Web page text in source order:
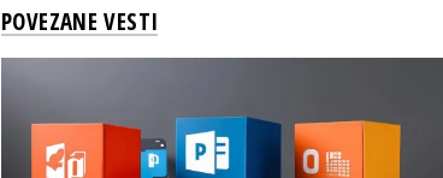
POVEZANE VESTI